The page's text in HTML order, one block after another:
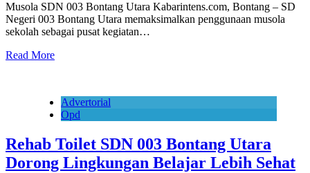
Musola SDN 003 Bontang Utara Kabarintens.com, Bontang – SD
Negeri 003 Bontang Utara memaksimalkan penggunaan musola
sekolah sebagai pusat kegiatan…
Read More
Advertorial
Opd
Rehab Toilet SDN 003 Bontang Utara
Dorong Lingkungan Belajar Lebih Sehat